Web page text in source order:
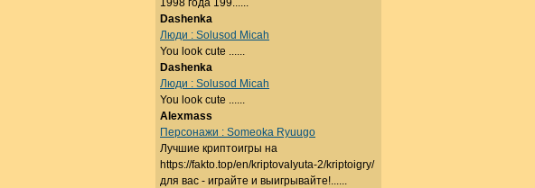
1998 года 199......
Dashenka
Люди : Solusod Micah
You look cute ......
Dashenka
Люди : Solusod Micah
You look cute ......
Alexmass
Персонажи : Someoka Ryuugo
Лучшие криптоигры на
https://fakto.top/en/kriptovalyuta-2/kriptoigry/
для вас - играйте и выигрывайте!......